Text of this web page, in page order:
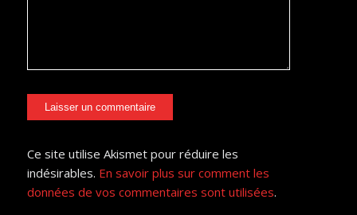
Ce site utilise Akismet pour réduire les
indésirables. En savoir plus sur comment les
données de vos commentaires sont utilisées.